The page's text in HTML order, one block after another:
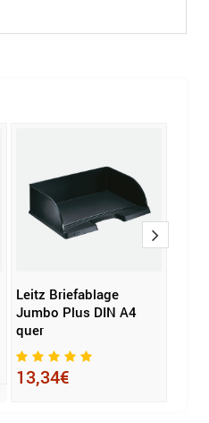
Leitz Briefablage
Jumbo Plus DIN A4
quer
13,34€